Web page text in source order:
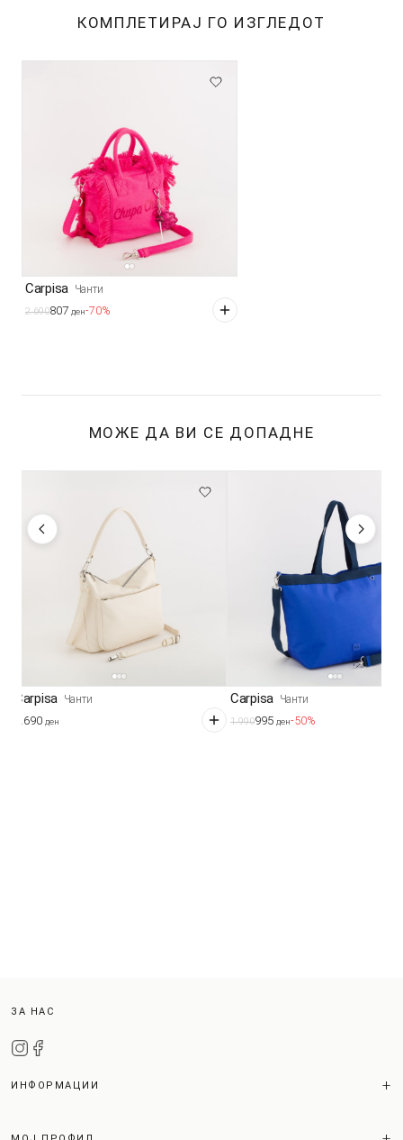
КОМПЛЕТИРАЈ ГО ИЗГЛЕДОТ
Carpisa Чанти
2.690807 ден-70%
МОЖЕ ДА ВИ СЕ ДОПАДНЕ
Carpisa Чанти
2.690 ден
Carpisa Чанти
1.990995 ден-50%
ЗА НАС
ИНФОРМАЦИИ